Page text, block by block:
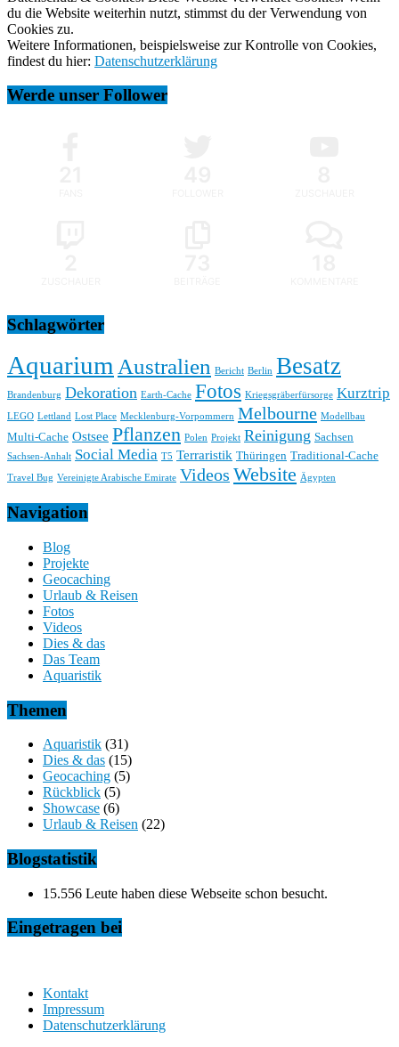
du die Website weiterhin nutzt, stimmst du der Verwendung von
Cookies zu.
Weitere Informationen, beispielsweise zur Kontrolle von Cookies,
findest du hier: Datenschutzerklärung
Werde unser Follower
Schlagwörter
AquariumAustralien Bericht Berlin Besatz
Brandenburg Dekoration Earth-Cache Fotos Kriegsgräberfürsorge Kurztrip
LEGO Lettland Lost Place Mecklenburg-Vorpommern Melbourne Modellbau
Multi-Cache Ostsee Pflanzen Polen Projekt Reinigung Sachsen
Sachsen-Anhalt Social Media T5 Terraristik Thüringen Traditional-Cache
Travel Bug Vereinigte Arabische Emirate Videos Website Ägypten
Navigation
Blog
Projekte
Geocaching
Urlaub & Reisen
Fotos
Videos
Dies & das
Das Team
Aquaristik
Themen
Aquaristik (31)
Dies & das (15)
Geocaching (5)
Rückblick (5)
Showcase (6)
Urlaub & Reisen (22)
Blogstatistik
15.556 Leute haben diese Webseite schon besucht.
Eingetragen bei
Kontakt
Impressum
Datenschutzerklärung